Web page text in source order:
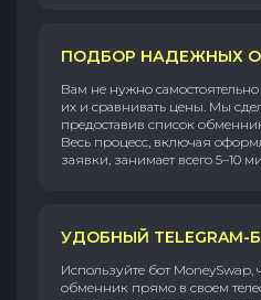
ПОДБОР НАДЕЖНЫХ
Вам не нужно самостоятельно
их и сравнивать цены. Мы
предоставив список
Весь процесс, включая
заявки, занимает всего 5–10
УДОБНЫЙ TELEGRAM-
Используйте бот
обменник прямо в своем